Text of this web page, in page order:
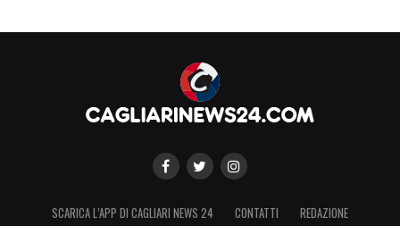
SCARICA L’APP DI CAGLIARI NEWS 24 CONTATTI
REDAZIONE